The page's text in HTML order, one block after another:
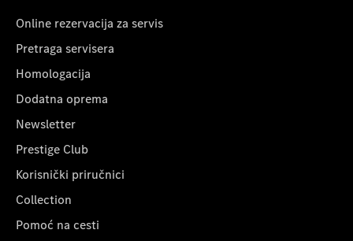
Online rezervacija za servis
Pretraga servisera
Homologacija
Dodatna oprema
Newsletter
Prestige Club
Korisnički priručnici
Collection
Pomoć na cesti